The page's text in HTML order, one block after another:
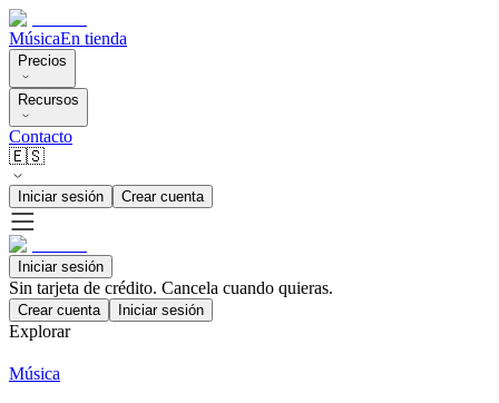
MúsicaEn tienda
Precios
Recursos
Contacto
🇪🇸
Iniciar sesión Crear cuenta
Iniciar sesión
Sin tarjeta de crédito. Cancela cuando quieras.
Crear cuenta Iniciar sesión
Explorar
Música